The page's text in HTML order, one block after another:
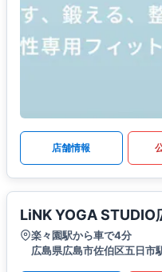
店舗情報
LiNK YOGA STUDIO
楽々園駅から車で4分
広島県広島市佐伯区五日